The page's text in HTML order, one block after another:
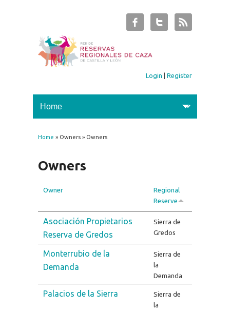
Login |Register
You are here
Home » Owners » Owners
Owners
Owner
Regional
Reserve
Asociación Propietarios
Reserva de Gredos
Sierra de
Gredos
Monterrubio de la
Demanda
Sierra de
la
Demanda
Palacios de la Sierra
Sierra de
la